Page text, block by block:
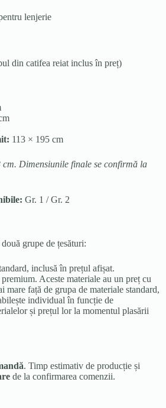
lenjerie
din catifea reiat inclus în preț)
113 × 195 cm
Dimensiunile finale se confirmă la
Gr. 1 / Gr. 2
grupe de țesături:
inclusă în prețul afișat.
Aceste materiale au un preț cu
mare față de grupa de materiale standard,
individual în funcție de
și prețul lor la momentul plasării
. Timp estimativ de producție și
de la confirmarea comenzii.